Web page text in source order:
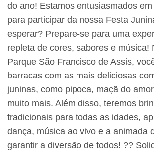
do ano! Estamos entusiasmados
para participar da nossa Festa
esperar? Prepare-se para uma
repleta de cores, sabores e música!
Parque São Francisco de Assis,
barracas com as mais deliciosas
juninas, como pipoca, maçã do
muito mais. Além disso, teremos
tradicionais para todas as idades,
dança, música ao vivo e a animada
garantir a diversão de todos! ??